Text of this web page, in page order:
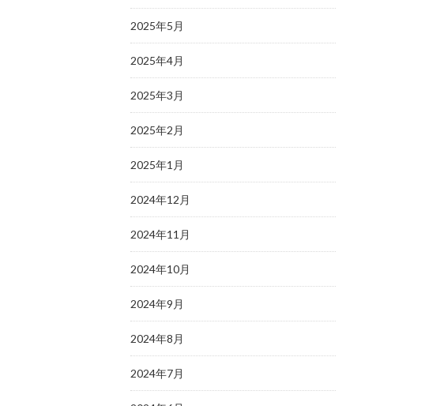
2025年5月
2025年4月
2025年3月
2025年2月
2025年1月
2024年12月
2024年11月
2024年10月
2024年9月
2024年8月
2024年7月